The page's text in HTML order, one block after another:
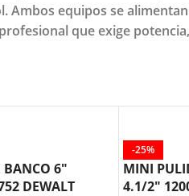
Ambos equipos se
que exige
BANCO 6″
DEWALT
-25%
MINI
4.1/2″